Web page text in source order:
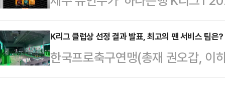
다.…
패)와의 승차를 반 경기 차로 좁혔
시 6할 승률로 올라서며 고공비행
1만 7000명이 꽉 들어찬 매진이었
는 지난달 31일(토) 서울월드컵경
골을 기록하며 제주의 3-1 승리를
기록한 데 이어, 후반 22분에는 승
멀티골을 터뜨렸다.K리그1 17라운
K리그 클럽상 선정 결과 발표, 최고의 팬 서비스 팀은?
한국프로축구연맹(총재 권오갑, 이
유치, 마케팅, 잔디 관리 성과를